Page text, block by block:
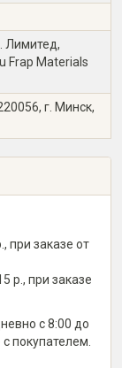
Лимитед,
Frap Materials
г. Минск,
при заказе от
р., при заказе
с 8:00 до
покупателем.